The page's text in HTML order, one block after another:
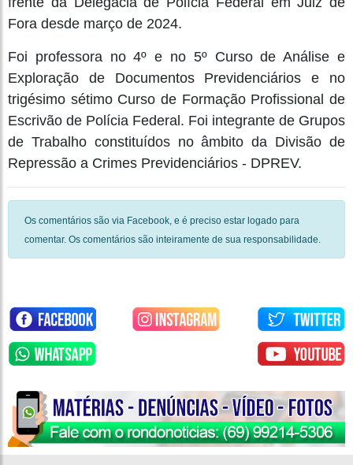
Fora desde março de 2024.
Foi professora no 4º e no 5º Curso de Análise e
Exploração de Documentos Previdenciários e no
trigésimo sétimo Curso de Formação Profissional de
Escrivão de Polícia Federal. Foi integrante de Grupos
de Trabalho constituídos no âmbito da Divisão de
Repressão a Crimes Previdenciários - DPREV.
Os comentários são via Facebook, e é preciso estar logado para
comentar. Os comentários são inteiramente de sua responsabilidade.